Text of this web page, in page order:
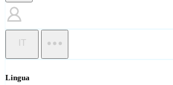
IT
Lingua